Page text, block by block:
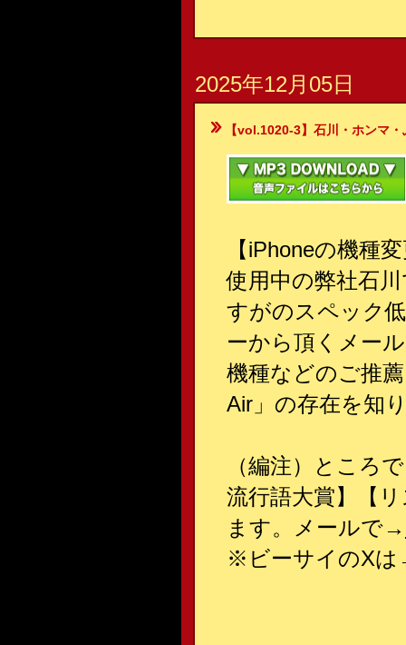
2025年12月05日
【vol.1020-3】石川・ホンマ・
【iPhoneの機種
使用中の弊社石
すがのスペック
ーから頂くメー
機種などのご推
Air」の存在を知
（編注）ところ
流行語大賞】【
ます。メールで→
※ビーサイのX